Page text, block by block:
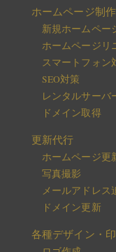
ホームページ制作
新規ホームペー
ホームページリ
スマートフォン
SEO対策
レンタルサーバ
ドメイン取得
更新代行
ホームページ更
写真撮影
メールアドレス
ドメイン更新
各種デザイン・